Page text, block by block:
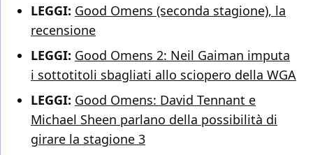
LEGGI: Good Omens (seconda stagione), la
recensione
LEGGI: Good Omens 2: Neil Gaiman imputa
i sottotitoli sbagliati allo sciopero della WGA
LEGGI: Good Omens: David Tennant e
Michael Sheen parlano della possibilità di
girare la stagione 3